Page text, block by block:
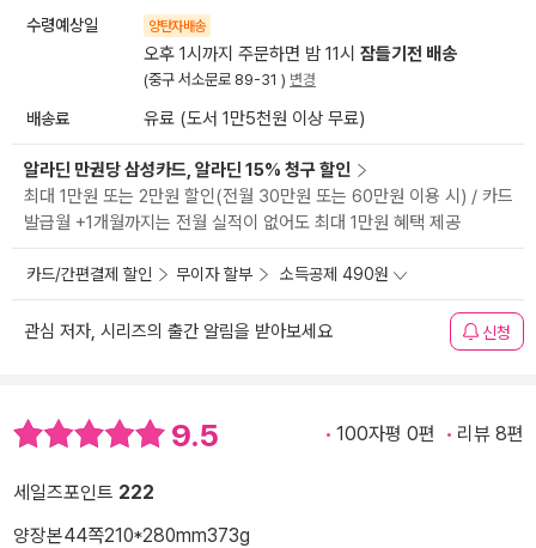
수령예상일 양탄자배송
오후 1시까지 주문하면 밤 11시 잠들기전 배송
(중구 서소문로 89-31 ) 변경
배송료 유료 (도서 1만5천원 이상 무료)
알라딘 만권당 삼성카드, 알라딘 15% 청구 할인
최대 1만원 또는 2만원 할인(전월 30만원 또는 60만원 이용 시) / 카드
발급월 +1개월까지는 전월 실적이 없어도 최대 1만원 혜택 제공
카드/간편결제 할인 무이자 할부 소득공제 490원
관심 저자, 시리즈의 출간 알림을 받아보세요 신청
9.5 100자평 0편 리뷰 8편
세일즈포인트 222
양장본44쪽210*280mm373g